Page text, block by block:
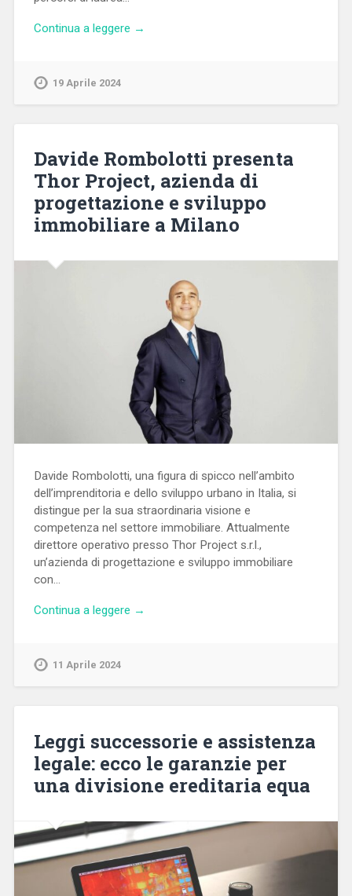
Continua a leggere →
19 Aprile 2024
Davide Rombolotti presenta
Thor Project, azienda di
progettazione e sviluppo
immobiliare a Milano
Davide Rombolotti, una figura di spicco nell’ambito
dell’imprenditoria e dello sviluppo urbano in Italia, si
distingue per la sua straordinaria visione e
competenza nel settore immobiliare. Attualmente
direttore operativo presso Thor Project s.r.l.,
un’azienda di progettazione e sviluppo immobiliare
con…
Continua a leggere →
11 Aprile 2024
Leggi successorie e assistenza
legale: ecco le garanzie per
una divisione ereditaria equa